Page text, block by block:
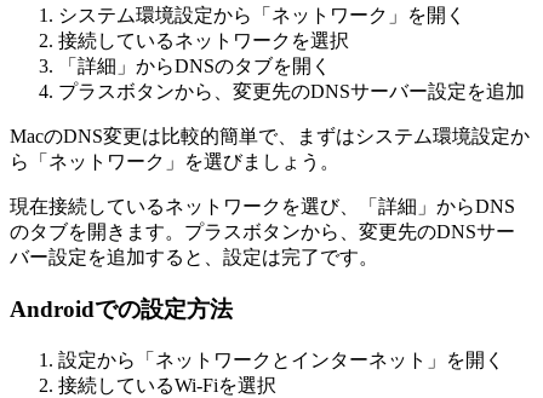
システム環境設定から「ネットワーク」を開く
接続しているネットワークを選択
「詳細」からDNSのタブを開く
プラスボタンから、変更先のDNSサーバー設定を追加
MacのDNS変更は比較的簡単で、まずはシステム環境設定か
ら「ネットワーク」を選びましょう。
現在接続しているネットワークを選び、「詳細」からDNS
のタブを開きます。プラスボタンから、変更先のDNSサー
バー設定を追加すると、設定は完了です。
Androidでの設定方法
設定から「ネットワークとインターネット」を開く
接続しているWi-Fiを選択